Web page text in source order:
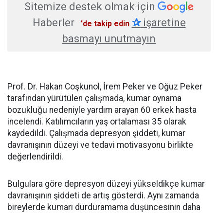
Sitemize destek olmak için
Haberler
'de takip edin ✰işaretine
basmayı unutmayın
Prof. Dr. Hakan Coşkunol, İrem Peker ve Oğuz Peker
tarafından yürütülen çalışmada, kumar oynama
bozukluğu nedeniyle yardım arayan 60 erkek hasta
incelendi. Katılımcıların yaş ortalaması 35 olarak
kaydedildi. Çalışmada depresyon şiddeti, kumar
davranışının düzeyi ve tedavi motivasyonu birlikte
değerlendirildi.
Bulgulara göre depresyon düzeyi yükseldikçe kumar
davranışının şiddeti de artış gösterdi. Aynı zamanda
bireylerde kumarı durduramama düşüncesinin daha